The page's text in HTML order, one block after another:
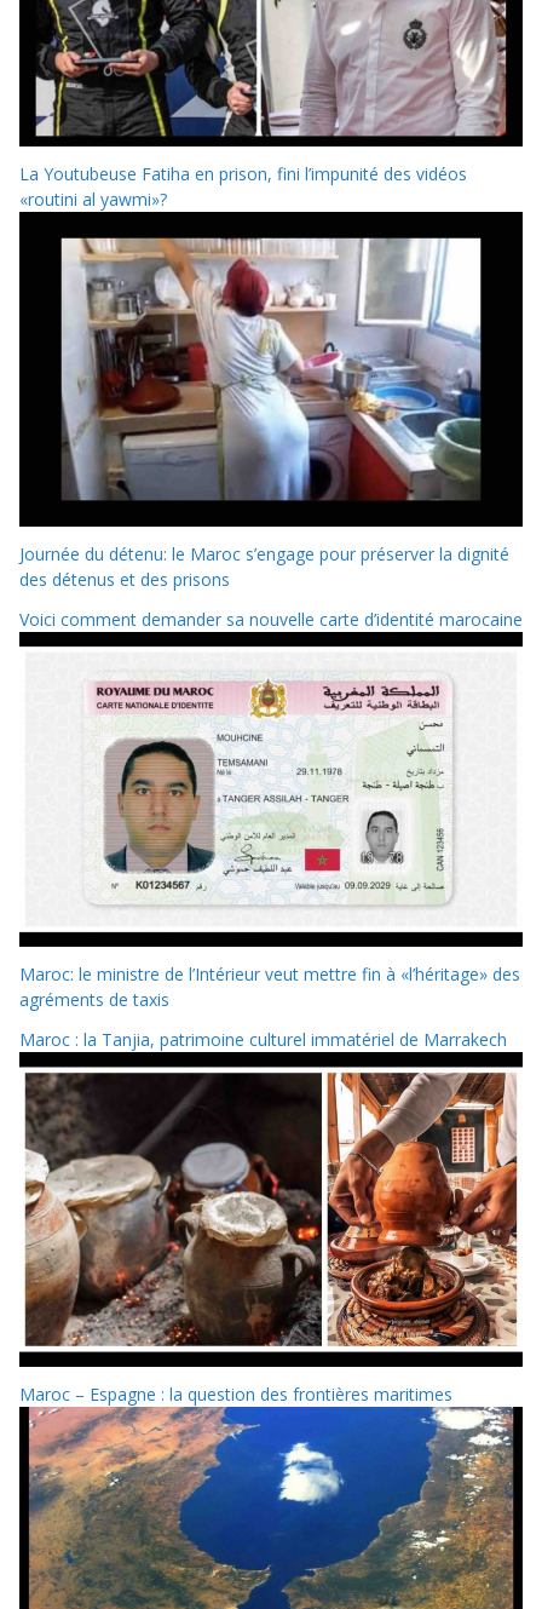
La Youtubeuse Fatiha en prison, fini l’impunité des vidéos
«routini al yawmi»?
Journée du détenu: le Maroc s’engage pour préserver la dignité
des détenus et des prisons
Voici comment demander sa nouvelle carte d’identité marocaine
Maroc: le ministre de l’Intérieur veut mettre fin à «l’héritage» des
agréments de taxis
Maroc : la Tanjia, patrimoine culturel immatériel de Marrakech
Maroc – Espagne : la question des frontières maritimes